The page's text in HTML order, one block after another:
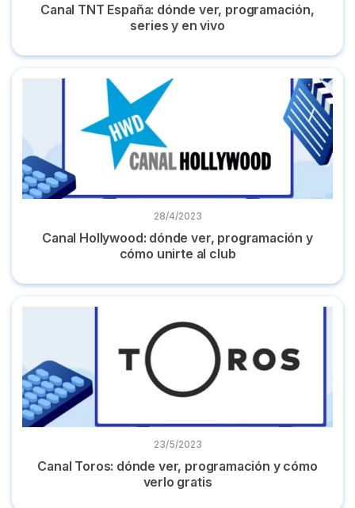
Canal TNT España: dónde ver, programación,
series y en vivo
Canal Hollywood: dónde ver, programación y cómo unirte
28/4/2023
Canal Hollywood: dónde ver, programación y
cómo unirte al club
Canal Toros: dónde ver, programación y cómo verlo gratis
23/5/2023
Canal Toros: dónde ver, programación y cómo
verlo gratis